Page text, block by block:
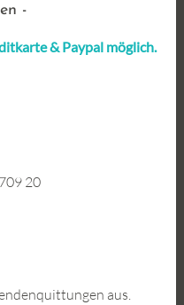
& Paypal möglich.
20
aus.